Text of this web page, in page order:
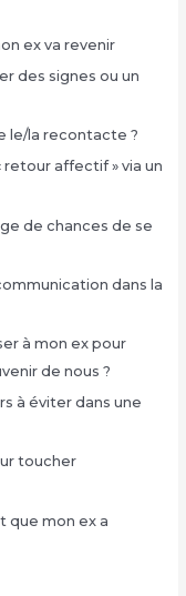
ex va revenir
des signes ou un
le/la recontacte ?
retour affectif » via un
de chances de se
dans la
à mon ex pour
de nous ?
à éviter dans une
toucher
que mon ex a